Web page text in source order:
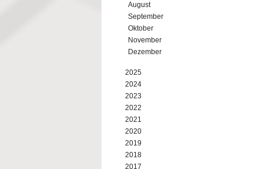
August
September
Oktober
November
Dezember
2025
2024
2023
2022
2021
2020
2019
2018
2017